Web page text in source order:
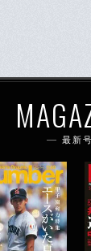
最新号